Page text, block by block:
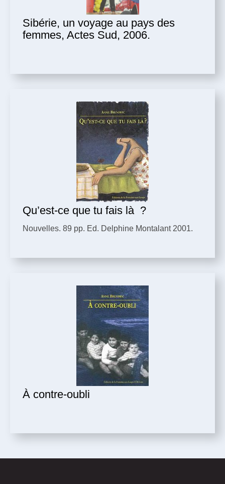
Sibérie, un voyage au pays des
femmes, Actes Sud, 2006.
Qu’est-ce que tu fais là ?
Nouvelles. 89 pp. Ed. Delphine Montalant 2001.
À contre-oubli